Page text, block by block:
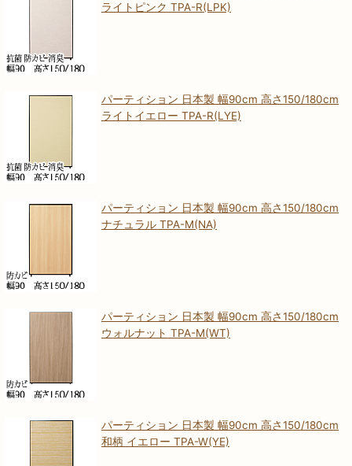
ライトピンク TPA-R(LPK)
パーティション 日本製 幅90cm 高さ150/180cm
ライトイエロー TPA-R(LYE)
パーティション 日本製 幅90cm 高さ150/180cm
ナチュラル TPA-M(NA)
パーティション 日本製 幅90cm 高さ150/180cm
ウォルナット TPA-M(WT)
パーティション 日本製 幅90cm 高さ150/180cm
和柄 イエロー TPA-W(YE)